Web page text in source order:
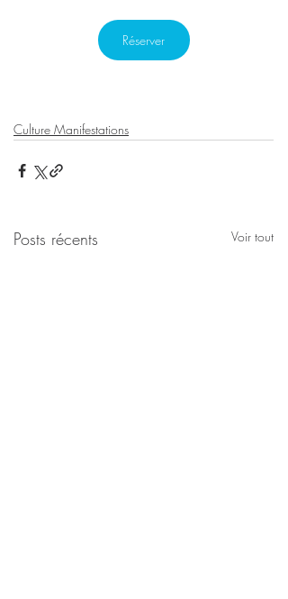
Réserver
Culture Manifestations
Posts récents Voir tout